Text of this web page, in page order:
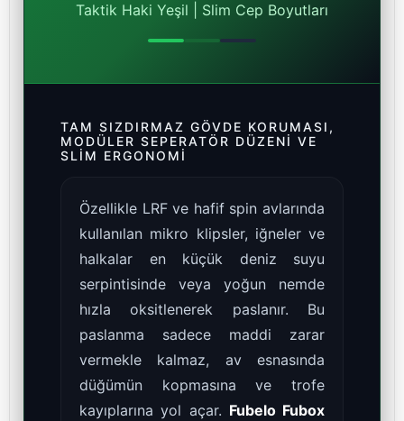
Taktik Haki Yeşil | Slim Cep Boyutları
TAM SIZDIRMAZ GÖVDE KORUMASI,
MODÜLER SEPERATÖR DÜZENI VE
SLIM ERGONOMI
Özellikle LRF ve hafif spin avlarında
kullanılan mikro klipsler, iğneler ve
halkalar en küçük deniz suyu
serpintisinde veya yoğun nemde
hızla oksitlenerek paslanır. Bu
paslanma sadece maddi zarar
vermekle kalmaz, av esnasında
düğümün kopmasına ve trofe
kayıplarına yol açar. Fubelo Fubox